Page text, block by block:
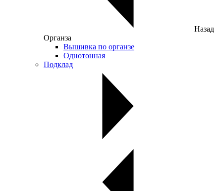
Назад
Органза
Вышивка по органзе
Однотонная
Подклад